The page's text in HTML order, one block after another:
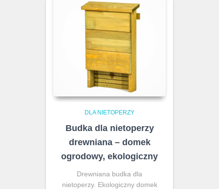
DLA NIETOPERZY
Budka dla nietoperzy
drewniana – domek
ogrodowy, ekologiczny
Drewniana budka dla
nietoperzy. Ekologiczny domek